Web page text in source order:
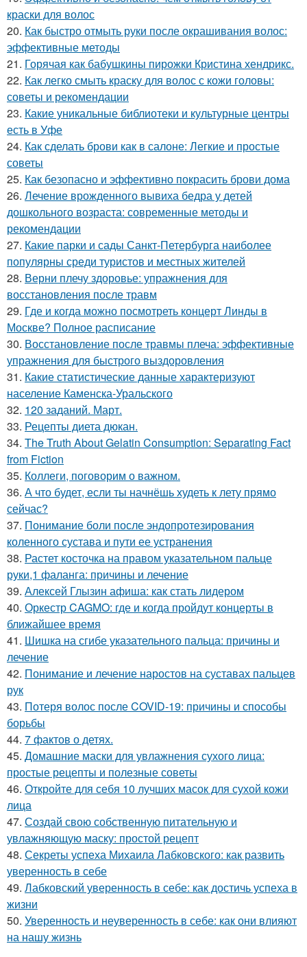
краски для волос
20. Как быстро отмыть руки после окрашивания волос:
эффективные методы
21. Горячая как бабушкины пирожки Кристина хендрикс.
22. Как легко смыть краску для волос с кожи головы:
советы и рекомендации
23. Какие уникальные библиотеки и культурные центры
есть в Уфе
24. Как сделать брови как в салоне: Легкие и простые
советы
25. Как безопасно и эффективно покрасить брови дома
26. Лечение врожденного вывиха бедра у детей
дошкольного возраста: современные методы и
рекомендации
27. Какие парки и сады Санкт-Петербурга наиболее
популярны среди туристов и местных жителей
28. Верни плечу здоровье: упражнения для
восстановления после травм
29. Где и когда можно посмотреть концерт Линды в
Москве? Полное расписание
30. Восстановление после травмы плеча: эффективные
упражнения для быстрого выздоровления
31. Какие статистические данные характеризуют
население Каменска-Уральского
32. 120 заданий. Март.
33. Рецепты диета дюкан.
34. The Truth About Gelatin Consumption: Separating Fact
from Fiction
35. Коллеги, поговорим о важном.
36. А что будет, если ты начнёшь худеть к лету прямо
сейчас?
37. Понимание боли после эндопротезирования
коленного сустава и пути ее устранения
38. Растет косточка на правом указательном пальце
руки,1 фаланга: причины и лечение
39. Алексей Глызин афиша: как стать лидером
40. Оркестр CAGMO: где и когда пройдут концерты в
ближайшее время
41. Шишка на сгибе указательного пальца: причины и
лечение
42. Понимание и лечение наростов на суставах пальцев
рук
43. Потеря волос после COVID-19: причины и способы
борьбы
44. 7 фактов о детях.
45. Домашние маски для увлажнения сухого лица:
простые рецепты и полезные советы
46. Откройте для себя 10 лучших масок для сухой кожи
лица
47. Создай свою собственную питательную и
увлажняющую маску: простой рецепт
48. Секреты успеха Михаила Лабковского: как развить
уверенность в себе
49. Лабковский уверенность в себе: как достичь успеха в
жизни
50. Уверенность и неуверенность в себе: как они влияют
на нашу жизнь